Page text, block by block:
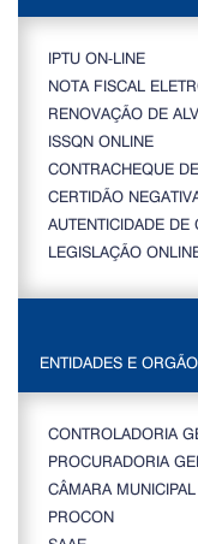
IPTU ON-LINE
NOTA FISCAL
RENOVAÇÃO DE
ISSQN ONLINE
CONTRACHEQUE
CERTIDÃO
AUTENTICIDADE DE
LEGISLAÇÃO
ENTIDADES E
CONTROLADORIA
PROCURADORIA
CÂMARA MUNICIPAL
PROCON